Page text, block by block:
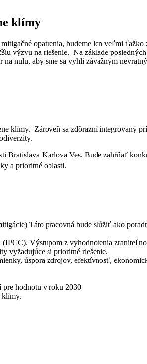
klímy
mitigačné opatrenia, budeme len veľmi
výzvu na riešenie. Na základe
nulu, aby sme sa vyhli závažným
klímy. Zároveň sa zdôrazní integrovaný
Bratislava-Karlova Ves. Bude zahŕňať
a prioritné oblasti.
Táto pracovná bude slúžiť ako
Výstupom z vyhodnotenia
vyžadujúce si prioritné riešenie.
úspora zdrojov, efektívnosť,
pre hodnotu v roku 2030
klímy.